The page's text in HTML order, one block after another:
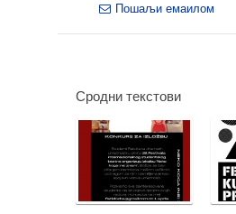
Пошаљи емаилом
Сродни текстови